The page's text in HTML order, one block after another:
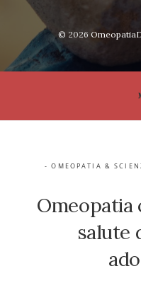
© 2026
- OMEOPATIA &
Omeopatia
salute